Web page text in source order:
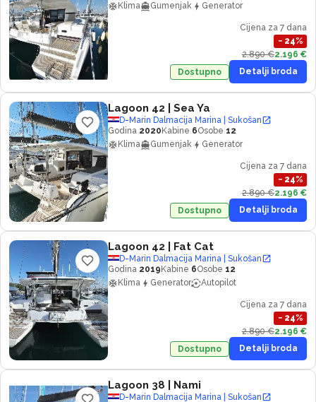
Klima
Gumenjak Generator
Cijena za 7 dana
− 24%
2.890 €2.196 €
Dostupno
Detalji broda
Lagoon 42 | Sea Ya
D-Marin Dalmacija Marina | Sukošan
Godina 2020 Kabine 6Osobe 12
Klima
Gumenjak Generator
Cijena za 7 dana
− 24%
2.890 €2.196 €
Dostupno
Detalji broda
Lagoon 42 | Fat Cat
D-Marin Dalmacija Marina | Sukošan
Godina 2019 Kabine 6Osobe 12
Klima
Generator Autopilot
Cijena za 7 dana
− 24%
2.890 €2.196 €
Dostupno
Detalji broda
Lagoon 38 | Nami
D-Marin Dalmacija Marina | Sukošan